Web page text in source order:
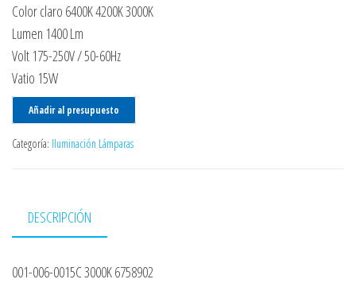
Color claro 6400K 4200K 3000K
Lumen 1400 Lm
Volt 175-250V / 50-60Hz
Vatio 15W
Añadir al presupuesto
Categoría: Iluminación Lámparas
DESCRIPCIÓN
001-006-0015C 3000K 6758902